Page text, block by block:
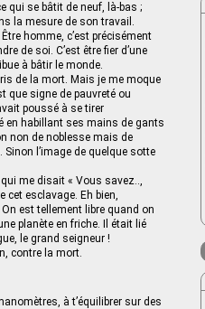
qui se bâtit de neuf, là-bas ;
la mesure de son travail.
homme, c’est précisément
de soi. C’est être fier d’une
à bâtir le monde.
de la mort. Mais je me moque
que signe de pauvreté ou
poussé à se tirer
en habillant ses mains de gants
non de noblesse mais de
Sinon l’image de quelque sotte
qui me disait « Vous savez..,
esclavage. Eh bien,
est tellement libre quand on
planète en friche. Il était lié
le grand seigneur !
contre la mort.
à t’équilibrer sur des